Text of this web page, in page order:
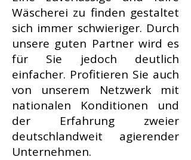
Wäscherei zu finden gestaltet
sich immer schwieriger. Durch
unsere guten Partner wird es
für Sie jedoch deutlich
einfacher. Profitieren Sie auch
von unserem Netzwerk mit
nationalen Konditionen und
der Erfahrung zweier
deutschlandweit agierender
Unternehmen.